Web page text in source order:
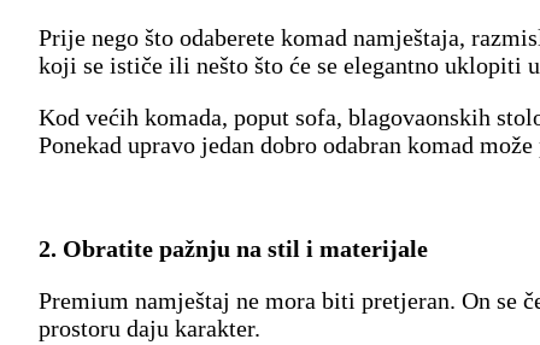
Prije nego što odaberete komad namještaja,
koji se ističe ili nešto što će se elegantno uklopiti
Kod većih komada, poput sofa, blagovaonskih
Ponekad upravo jedan dobro odabran komad
2. Obratite pažnju na stil i materijale
Premium namještaj ne mora biti pretjeran. On
prostoru daju karakter.